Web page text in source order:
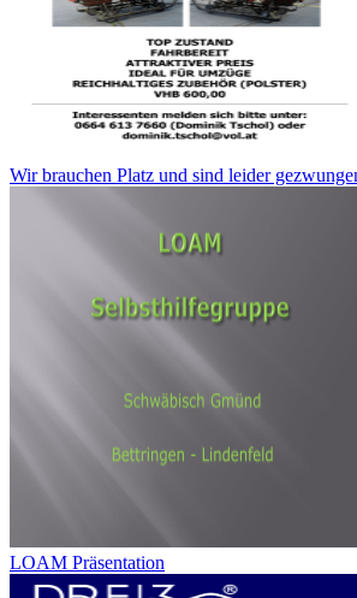
Wir brauchen Platz und sind leider
LOAM Präsentation